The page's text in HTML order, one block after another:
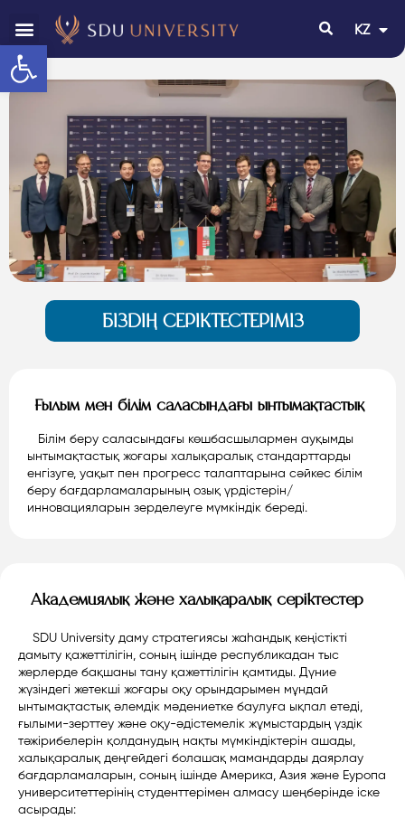
Open toolbar
KZ
EN
БІЗДІҢ СЕРІКТЕСТЕРІМІЗ
Ғылым мен білім саласындағы ынтымақтастық
Білім беру саласындағы көшбасшылармен ауқымды
ынтымақтастық жоғары халықаралық стандарттарды
енгізуге, уақыт пен прогресс талаптарына сәйкес білім
беру бағдарламаларының озық үрдістерін/
инновацияларын зерделеуге мүмкіндік береді.
Академиялық және халықаралық серіктестер
SDU University даму стратегиясы жаһандық кеңістікті
дамыту қажеттілігін, соның ішінде республикадан тыс
жерлерде бақшаны тану қажеттілігін қамтиды. Дүние
жүзіндегі жетекші жоғары оқу орындарымен мұндай
ынтымақтастық әлемдік мәдениетке баулуға ықпал етеді,
ғылыми-зерттеу және оқу-әдістемелік жұмыстардың үздік
тәжірибелерін қолданудың нақты мүмкіндіктерін ашады,
халықаралық деңгейдегі болашақ мамандарды даярлау
бағдарламаларын, соның ішінде Америка, Азия және Еуропа
университеттерінің студенттерімен алмасу шеңберінде іске
асырады: